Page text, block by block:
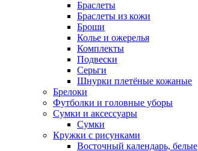
Браслеты
Браслеты из кожи
Броши
Колье и ожерелья
Комплекты
Подвески
Серьги
Шнурки плетёные кожаные
Брелоки
Футболки и головные уборы
Сумки и аксессуары
Сумки
Кружки с рисунками
Восточный календарь, белые